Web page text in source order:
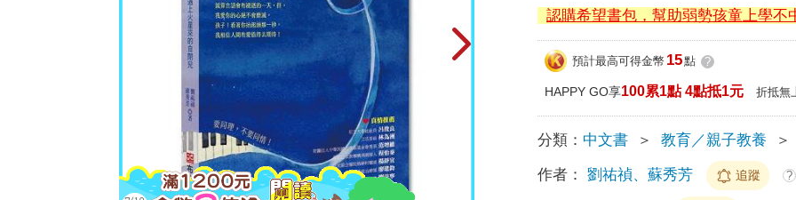
認購希望書包，幫助弱勢孩童上學不
預計最高可得金幣 15點 ?
HAPPY GO享100累1點 4點抵1元 折抵無
分類： 中文書 ＞ 教育／親子教養 ＞
作者： 劉祐禎、蘇秀芳 追蹤 ?